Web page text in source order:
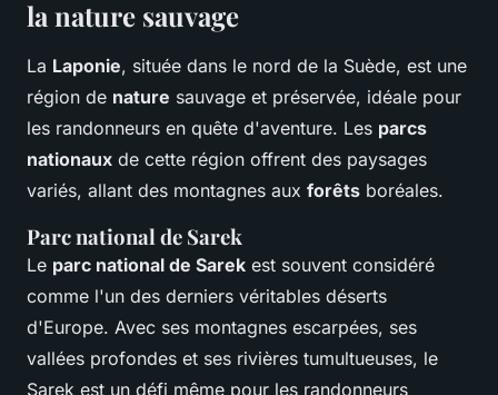
la nature sauvage
La Laponie, située dans le nord de la Suède, est une
région de nature sauvage et préservée, idéale pour
les randonneurs en quête d'aventure. Les parcs
nationaux de cette région offrent des paysages
variés, allant des montagnes aux forêts boréales.
Parc national de Sarek
Le parc national de Sarek est souvent considéré
comme l'un des derniers véritables déserts
d'Europe. Avec ses montagnes escarpées, ses
vallées profondes et ses rivières tumultueuses, le
Sarek est un défi même pour les randonneurs